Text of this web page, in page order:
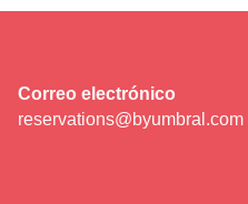
Correo electrónico
reservations@byumbral.com